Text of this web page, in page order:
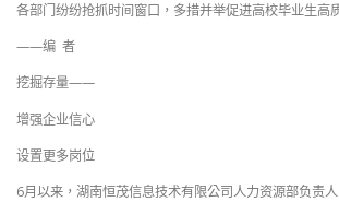
各部门纷纷抢抓时间窗口，多措并举促进高校毕业生高
——编 者
挖掘存量——
增强企业信心
设置更多岗位
6月以来，湖南恒茂信息技术有限公司人力资源部负责